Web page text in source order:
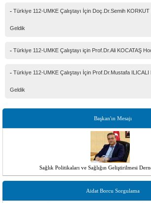
- Türkiye 112-UMKE Çalıştayı İçin Doç.Dr.Semih
Geldik
- Türkiye 112-UMKE Çalıştayı için Prof.Dr.Ali KOCATAŞ
- Türkiye 112-UMKE Çalıştayı İçin Prof.Dr.Mustafa ILICALI
Geldik
Başkan'ın Mesajı
Sağlık Politikaları ve Sağlığın Geliştirilmesi
Aidat Borcu Sorgulama